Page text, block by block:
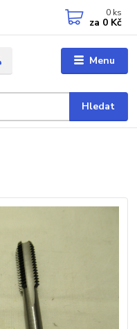
Menu
Hledat
0 ks
za 0 Kč